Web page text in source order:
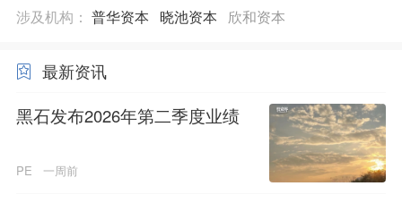
涉及机构： 普华资本 晓池资本 欣和资本
最新资讯
黑石发布2026年第二季度业绩
PE 一周前